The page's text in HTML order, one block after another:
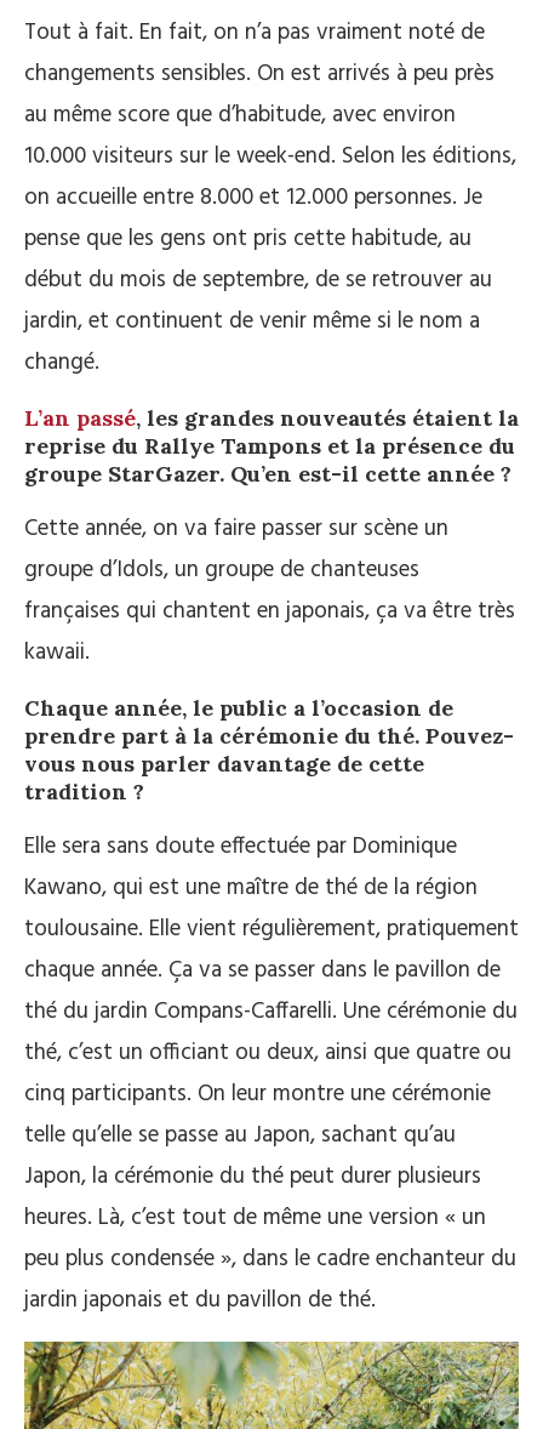
Tout à fait. En fait, on n’a pas vraiment noté de
changements sensibles. On est arrivés à peu près
au même score que d’habitude, avec environ
10.000 visiteurs sur le week-end. Selon les éditions,
on accueille entre 8.000 et 12.000 personnes. Je
pense que les gens ont pris cette habitude, au
début du mois de septembre, de se retrouver au
jardin, et continuent de venir même si le nom a
changé.
L’an passé, les grandes nouveautés étaient la
reprise du Rallye Tampons et la présence du
groupe StarGazer. Qu’en est-il cette année ?
Cette année, on va faire passer sur scène un
groupe d’Idols, un groupe de chanteuses
françaises qui chantent en japonais, ça va être très
kawaii.
Chaque année, le public a l’occasion de
prendre part à la cérémonie du thé. Pouvez-
vous nous parler davantage de cette
tradition ?
Elle sera sans doute effectuée par Dominique
Kawano, qui est une maître de thé de la région
toulousaine. Elle vient régulièrement, pratiquement
chaque année. Ça va se passer dans le pavillon de
thé du jardin Compans-Caffarelli. Une cérémonie du
thé, c’est un officiant ou deux, ainsi que quatre ou
cinq participants. On leur montre une cérémonie
telle qu’elle se passe au Japon, sachant qu’au
Japon, la cérémonie du thé peut durer plusieurs
heures. Là, c’est tout de même une version « un
peu plus condensée », dans le cadre enchanteur du
jardin japonais et du pavillon de thé.